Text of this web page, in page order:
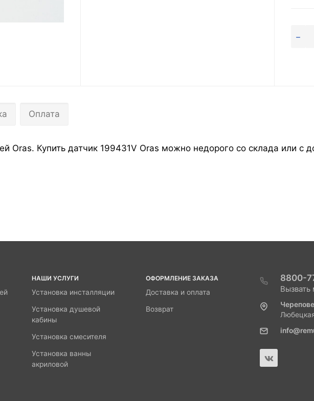
Оплата
Oras. Купить датчик 199431V Oras можно недорого со склада или с
НАШИ УСЛУГИ
Установка инсталляции
Установка душевой
кабины
Установка смесителя
Установка ванны
акриловой
ОФОРМЛЕНИЕ ЗАКАЗА
Доставка и оплата
Возврат
8800-
Вызвать